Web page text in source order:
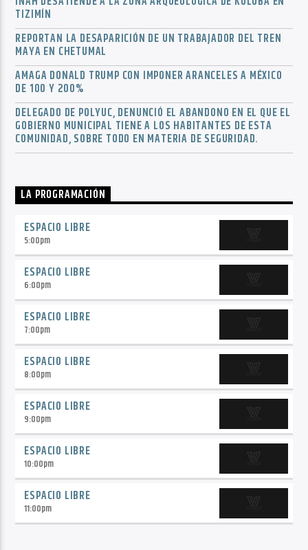
TIZIMÍN
REPORTAN LA DESAPARICIÓN DE UN TRABAJADOR DEL TREN
MAYA EN CHETUMAL
AMAGA DONALD TRUMP CON IMPONER ARANCELES A MÉXICO
DE 100 Y 200%
DELEGADO DE POLYUC, DENUNCIÓ EL ABANDONO EN EL QUE EL
GOBIERNO MUNICIPAL TIENE A LOS HABITANTES DE ESTA
COMUNIDAD, SOBRE TODO EN MATERIA DE SEGURIDAD.
LA PROGRAMACIÓN
ESPACIO LIBRE
5:00pm
ESPACIO LIBRE
6:00pm
ESPACIO LIBRE
7:00pm
ESPACIO LIBRE
8:00pm
ESPACIO LIBRE
9:00pm
ESPACIO LIBRE
10:00pm
ESPACIO LIBRE
11:00pm